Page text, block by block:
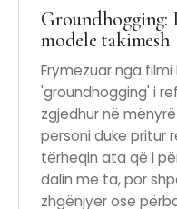
Groundhogging:
modele takimesh
Frymëzuar nga filmi
'groundhogging' i
zgjedhur në
personi duke pritur
tërheqin ata që i
dalin me ta, por
zhgënjyer ose